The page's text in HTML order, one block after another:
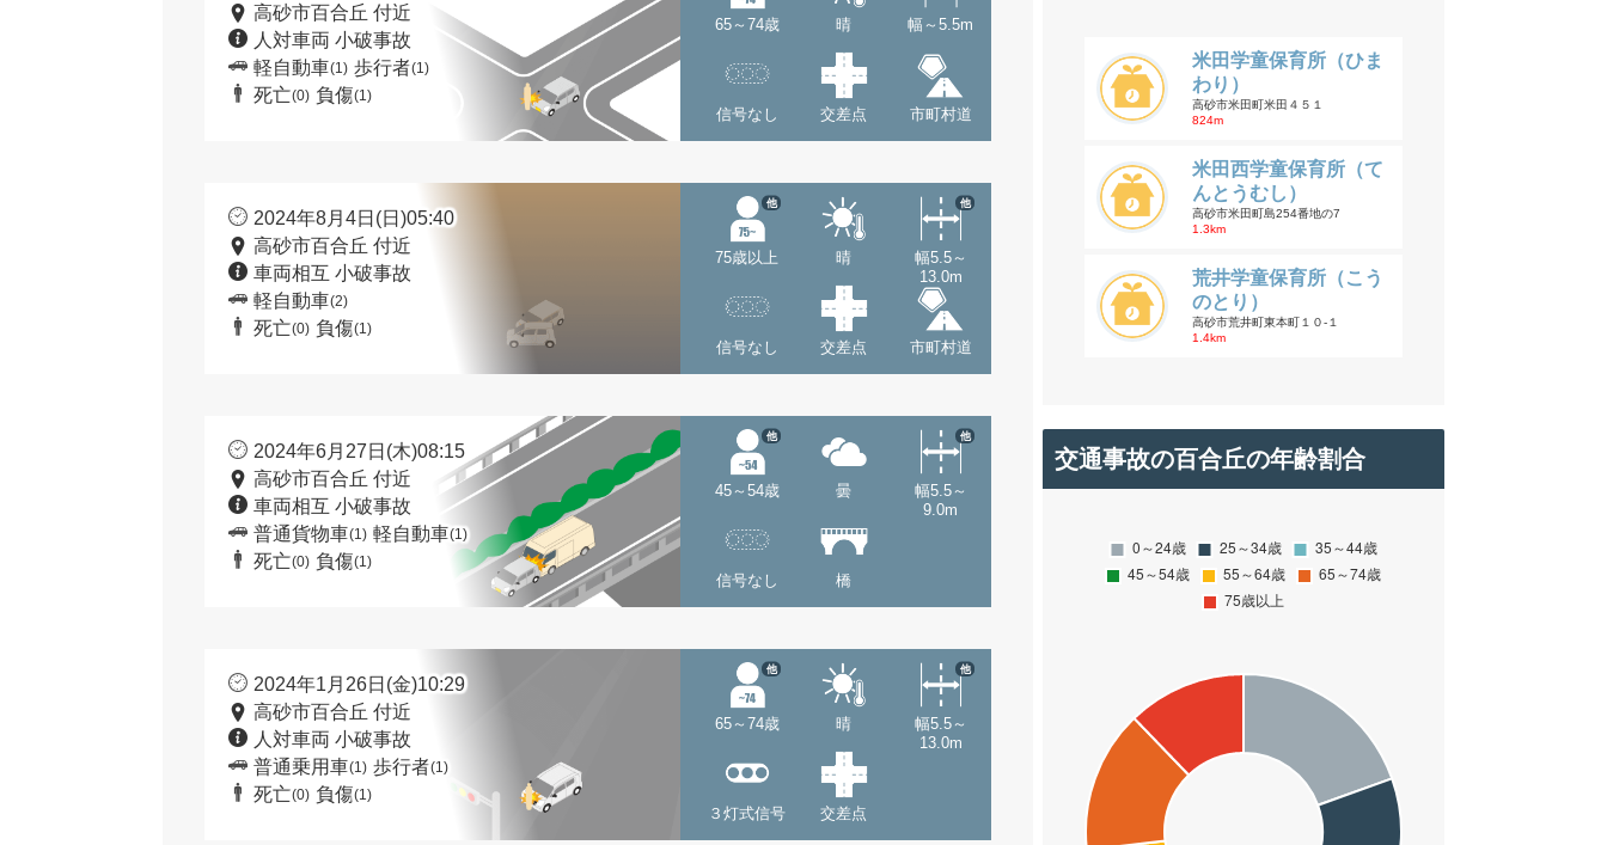
高砂市百合丘 付近
人対車両 小破事故
軽自動車(1) 歩行者(1)
死亡(0) 負傷(1)
65～74歳 晴 幅～5.5m
信号なし 交差点 市町村道
2024年8月4日(日)05:40
高砂市百合丘 付近
車両相互 小破事故
軽自動車(2)
死亡(0) 負傷(1)
75歳以上
他
晴
幅5.5～
13.0m
他
信号なし 交差点 市町村道
2024年6月27日(木)08:15
高砂市百合丘 付近
車両相互 小破事故
普通貨物車(1) 軽自動車(1)
死亡(0) 負傷(1)
45～54歳
他
曇
幅5.5～
9.0m
他
信号なし 橋
2024年1月26日(金)10:29
高砂市百合丘 付近
人対車両 小破事故
普通乗用車(1) 歩行者(1)
死亡(0) 負傷(1)
65～74歳
他
晴
幅5.5～
13.0m
他
３灯式信号 交差点
米田学童保育所（ひま
わり）
高砂市米田町米田４５１
824m
米田西学童保育所（て
んとうむし）
高砂市米田町島254番地の7
1.3km
荒井学童保育所（こう
のとり）
高砂市荒井町東本町１０-１
1.4km
交通事故の百合丘の年齢割合